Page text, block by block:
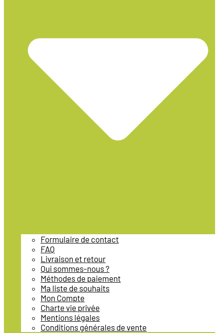
Formulaire de contact
FAQ
Livraison et retour
Qui sommes-nous ?
Méthodes de paiement
Ma liste de souhaits
Mon Compte
Charte vie privée
Mentions légales
Conditions générales de vente